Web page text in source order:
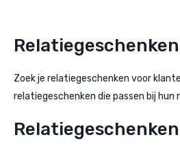
Zoek je relatiegeschenken voor
relatiegeschenken die passen bij hun